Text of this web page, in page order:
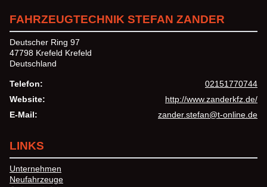
FAHRZEUGTECHNIK STEFAN ZANDER
Deutscher Ring 97
47798 Krefeld Krefeld
Deutschland
Telefon:
02151770744
Website:
http://www.zanderkfz.de/
E-Mail:
zander.stefan@t-online.de
LINKS
Unternehmen
Neufahrzeuge